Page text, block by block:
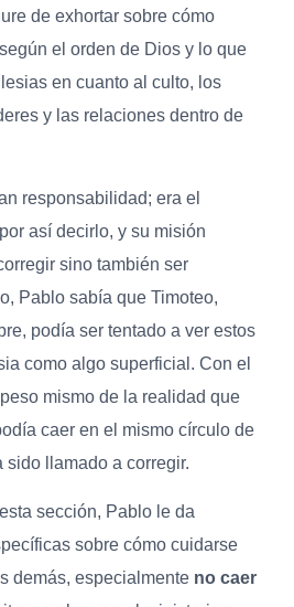
de exhortar sobre cómo
el orden de Dios y lo que
en cuanto al culto, los
y las relaciones dentro de
responsabilidad; era el
así decirlo, y su misión
sino también ser
Pablo sabía que Timoteo,
podía ser tentado a ver estos
como algo superficial. Con el
mismo de la realidad que
caer en el mismo círculo de
llamado a corregir.
sección, Pablo le da
sobre cómo cuidarse
demás, especialmente no caer